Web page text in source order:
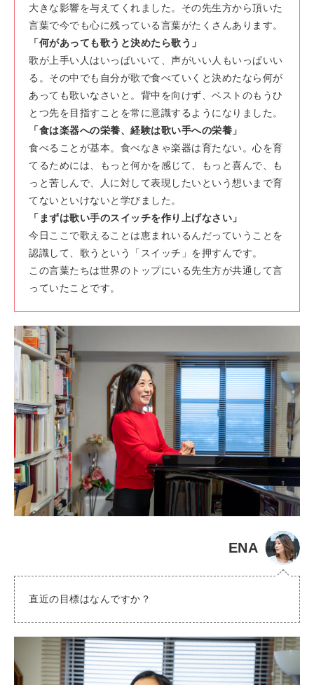
大きな影響を与えてくれました。その先生方から頂いた
言葉で今でも心に残っている言葉がたくさんあります。
「何があっても歌うと決めたら歌う」
歌が上手い人はいっぱいいて、声がいい人もいっぱいい
る。その中でも自分が歌で食べていくと決めたなら何が
あっても歌いなさいと。背中を向けず、ベストのもうひ
とつ先を目指すことを常に意識するようになりました。
「食は楽器への栄養、経験は歌い手への栄養」
食べることが基本。食べなきゃ楽器は育たない。心を育
てるためには、もっと何かを感じて、もっと喜んで、も
っと苦しんで、人に対して表現したいという想いまで育
てないといけないと学びました。
「まずは歌い手のスイッチを作り上げなさい」
今日ここで歌えることは恵まれいるんだっていうことを
認識して、歌うという「スイッチ」を押すんです。
この言葉たちは世界のトップにいる先生方が共通して言
っていたことです。
ENA
直近の目標はなんですか？